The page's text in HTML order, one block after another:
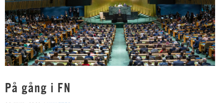
På gång i FN